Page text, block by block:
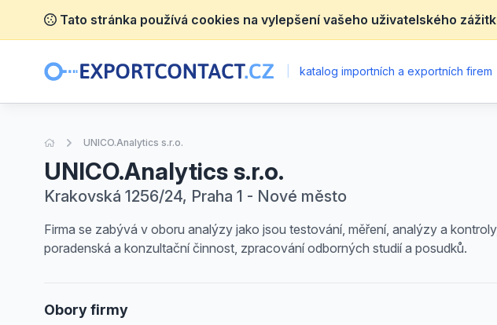
Tato stránka používá cookies na vylepšení vašeho uživatelského
katalog importních a exportních firem
Úvodní stránka
UNICO.Analytics s.r.o.
UNICO.Analytics s.r.o.
Krakovská 1256/24, Praha 1 - Nové město
Firma se zabývá v oboru analýzy jako jsou testování, měření, analýzy a
poradenská a konzultační činnost, zpracování odborných studií a posudků.
Obory firmy